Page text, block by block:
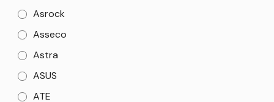
Asrock
Asseco
Astra
ASUS
ATE